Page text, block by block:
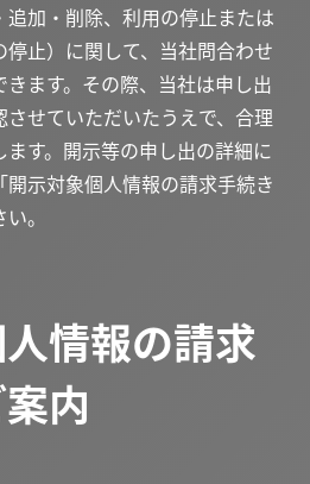
加・削除、利用の停止または
止）に関して、当社問合わせ
ます。その際、当社は申し出
せていただいたうえで、合理
す。開示等の申し出の詳細に
示対象個人情報の請求手続き
。
情報の請求
内